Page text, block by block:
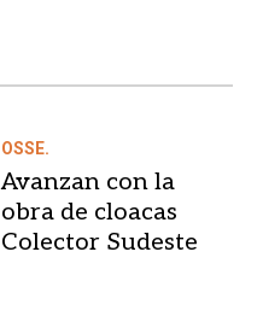
OSSE.
Avanzan con la
obra de cloacas
Colector Sudeste